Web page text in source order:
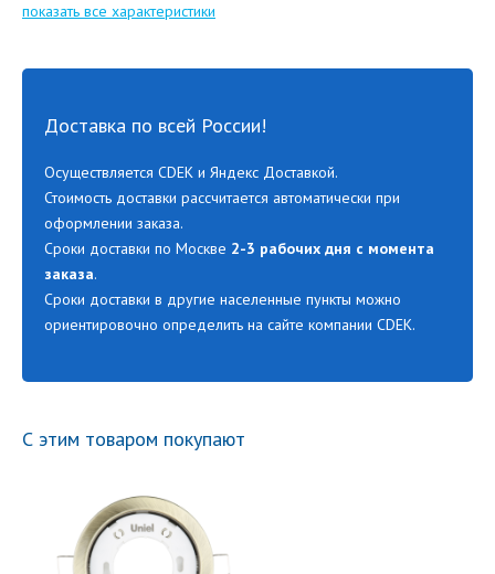
показать все характеристики
Доставка по всей России!
Осуществляется CDEK и Яндекс Доставкой.
Стоимость доставки рассчитается автоматически при
оформлении заказа.
Сроки доставки по Москве 2-3 рабочих дня с момента
заказа.
Сроки доставки в другие населенные пункты можно
ориентировочно определить на сайте компании CDEK.
С этим товаром покупают